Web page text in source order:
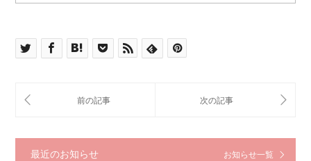
最近のお知らせ お知らせ一覧